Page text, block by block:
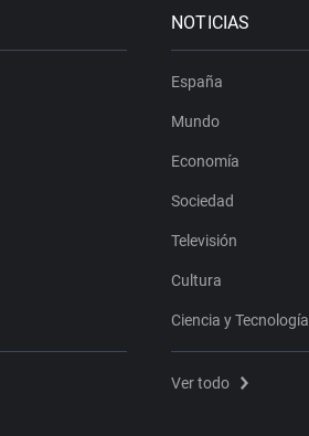
NOTICIAS
España
Mundo
Economía
Sociedad
Televisión
Cultura
Ciencia y Tecnología
Ver todo